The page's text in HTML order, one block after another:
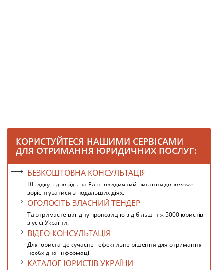
КОРИСТУЙТЕСЯ НАШИМИ СЕРВІСАМИ
ДЛЯ ОТРИМАННЯ ЮРИДИЧНИХ ПОСЛУГ:
БЕЗКОШТОВНА КОНСУЛЬТАЦІЯ
Швидку відповідь на Ваш юридичний питання допоможе
зорієнтуватися в подальших діях.
ОГОЛОСІТЬ ВЛАСНИЙ ТЕНДЕР
Та отримаєте вигідну пропозицію від більш ніж 5000 юристів
з усієї України.
ВІДЕО-КОНСУЛЬТАЦІЯ
Для юриста це сучасне і ефективне рішення для отримання
необхідної інформації
КАТАЛОГ ЮРИСТІВ УКРАЇНИ